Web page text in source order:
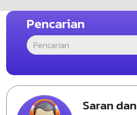
Pencarian
Saran